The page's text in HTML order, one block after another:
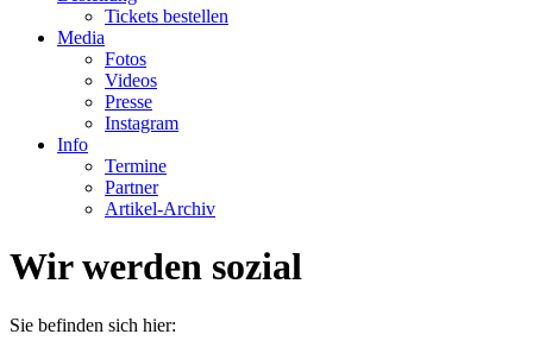
Tickets bestellen
Media
Fotos
Videos
Presse
Instagram
Info
Termine
Partner
Artikel-Archiv
Wir werden sozial
Sie befinden sich hier: